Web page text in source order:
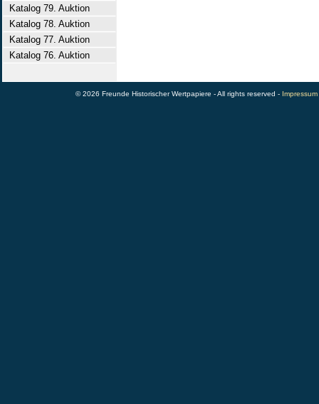
Katalog 79. Auktion
Katalog 78. Auktion
Katalog 77. Auktion
Katalog 76. Auktion
© 2026 Freunde Historischer Wertpapiere - All rights reserved - Impressum